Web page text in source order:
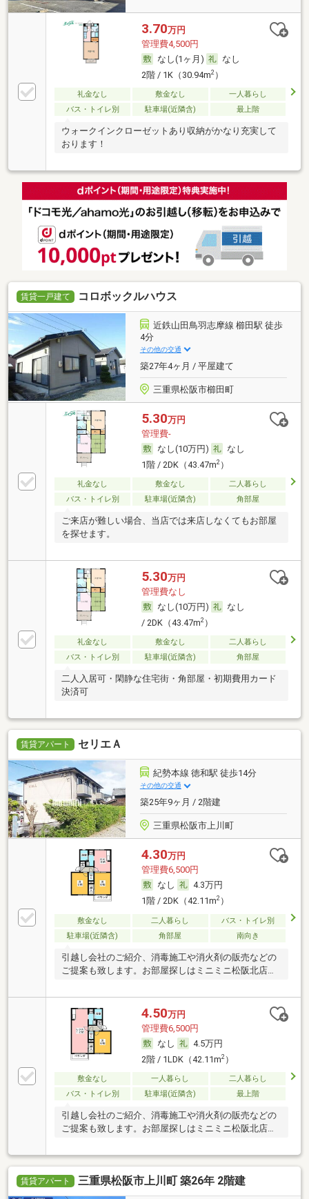
3.70万円
管理費4,500円
なし(1ヶ月)
なし
2階 / 1K（30.94m2）
礼金なし 敷金なし
一人暮らし
バス・トイレ別
駐車場(近隣含) 最上階
ウォークインクローゼットあり収納がかなり充実して
おります！
賃貸一戸建て コロボックルハウス
近鉄山田鳥羽志摩線 櫛田駅 徒歩
4分
その他の交通
築27年4ヶ月 / 平屋建て
三重県松阪市櫛田町
5.30万円
管理費-
なし(10万円)
なし
1階 / 2DK（43.47m2）
礼金なし 敷金なし
二人暮らし
バス・トイレ別
駐車場(近隣含) 角部屋
ご来店が難しい場合、当店では来店しなくてもお部屋
を探せます。
5.30万円
管理費なし
なし(10万円)
なし
/ 2DK（43.47m2）
礼金なし 敷金なし
二人暮らし
バス・トイレ別
駐車場(近隣含) 角部屋
二人入居可・閑静な住宅街・角部屋・初期費用カード
決済可
賃貸アパート セリエＡ
紀勢本線 徳和駅 徒歩14分
その他の交通
築25年9ヶ月 / 2階建
三重県松阪市上川町
4.30万円
管理費6,500円
なし
4.3万円
1階 / 2DK（42.11m2）
敷金なし 二人暮らし
バス・トイレ別
駐車場(近隣含)
角部屋 南向き
引越し会社のご紹介、消毒施工や消火剤の販売などの
ご提案も致します。お部屋探しはミニミニ松阪北店
4.50万円
管理費6,500円
なし
4.5万円
2階 / 1LDK（42.11m2）
敷金なし 一人暮らし
二人暮らし
バス・トイレ別
駐車場(近隣含) 最上階
引越し会社のご紹介、消毒施工や消火剤の販売などの
ご提案も致します。お部屋探しはミニミニ松阪北店
賃貸アパート 三重県松阪市上川町 築26年 2階建